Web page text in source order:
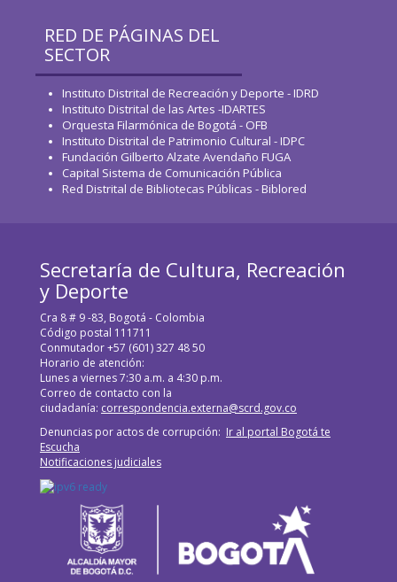
RED DE PÁGINAS DEL
SECTOR
Instituto Distrital de Recreación y Deporte - IDRD
Instituto Distrital de las Artes -IDARTES
Orquesta Filarmónica de Bogotá - OFB
Instituto Distrital de Patrimonio Cultural - IDPC
Fundación Gilberto Alzate Avendaño FUGA
Capital Sistema de Comunicación Pública
Red Distrital de Bibliotecas Públicas - Biblored
Secretaría de Cultura, Recreación
y Deporte
Cra 8 # 9 -83, Bogotá - Colombia
Código postal 111711
Conmutador +57 (601) 327 48 50
Horario de atención:
Lunes a viernes 7:30 a.m. a 4:30 p.m.
Correo de contacto con la
ciudadanía: correspondencia.externa@scrd.gov.co
Denuncias por actos de corrupción: Ir al portal Bogotá te
Escucha
Notificaciones judiciales